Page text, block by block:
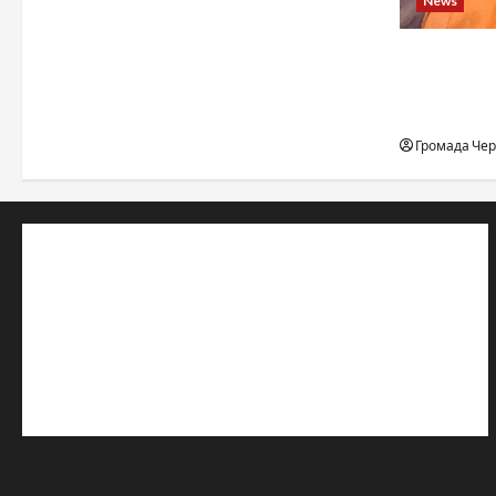
Громада